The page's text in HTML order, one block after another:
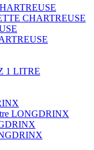
CHARTREUSE
1 LITRE
LONGDRINX